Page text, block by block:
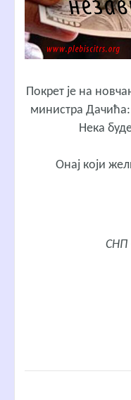
Покрет је на
министра Дачића:
Нека
Онај који
СНП